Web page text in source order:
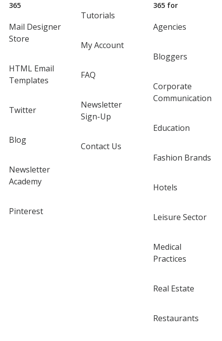
365
Mail Designer
Store
HTML Email
Templates
Twitter
Blog
Newsletter
Academy
Pinterest
Tutorials
My Account
FAQ
Newsletter
Sign-Up
Contact Us
365 for
Agencies
Bloggers
Corporate
Communication
Education
Fashion Brands
Hotels
Leisure Sector
Medical
Practices
Real Estate
Restaurants